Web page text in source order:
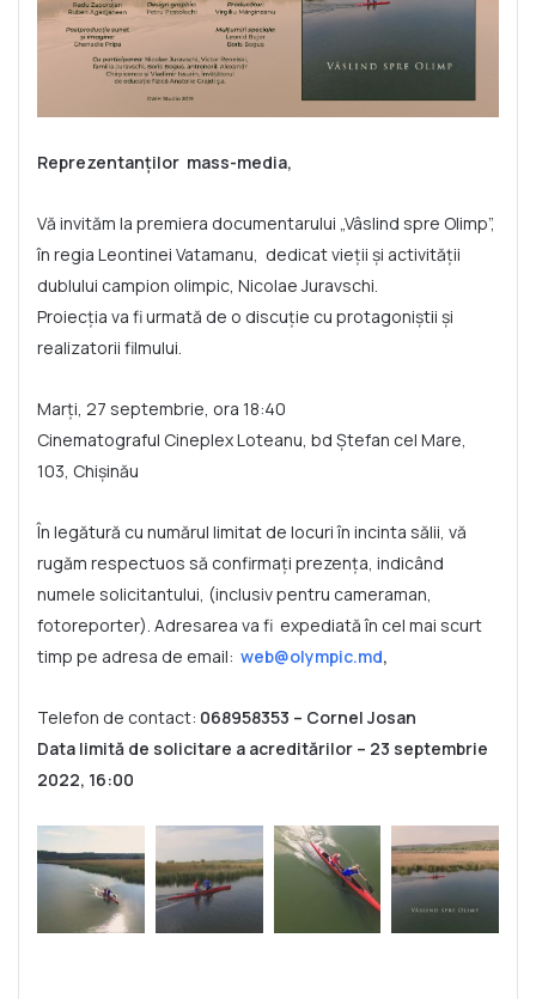
Reprezentanților mass-media,
Vă invităm la premiera documentarului „Vâslind spre Olimp”,
în regia Leontinei Vatamanu, dedicat vieții și activității
dublului campion olimpic, Nicolae Juravschi.
Proiecția va fi urmată de o discuție cu protagoniștii și
realizatorii filmului.
Marți, 27 septembrie, ora 18:40
Cinematograful Cineplex Loteanu, bd Ștefan cel Mare,
103, Chișinău
În legătură cu numărul limitat de locuri în incinta sălii, vă
rugăm respectuos să confirmați prezența, indicând
numele solicitantului, (inclusiv pentru cameraman,
fotoreporter). Adresarea va fi expediată în cel mai scurt
timp pe adresa de email: web@olympic.md,
Telefon de contact: 068958353 – Cornel Josan
Data limită de solicitare a acreditărilor – 23 septembrie
2022, 16:00